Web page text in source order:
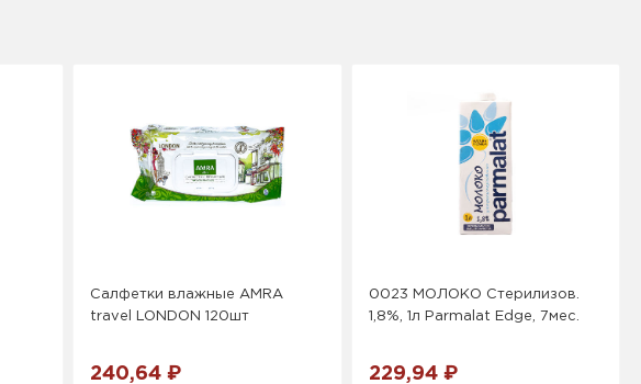
Салфетки влажные АMRA
travel LONDON 120шт
240,64 ₽
0023 МОЛОКО Стерилизов.
1,8%, 1л Parmalat Edge, 7мес.
229,94 ₽